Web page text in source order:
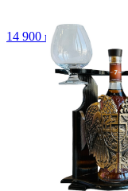
14 900 դր.